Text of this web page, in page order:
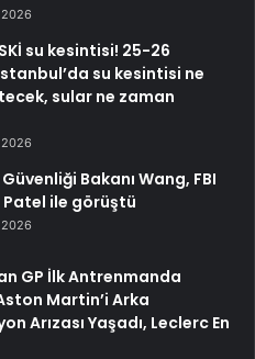
su kesintisi! 25-26
su kesintisi ne
sular ne zaman
Bakanı Wang, FBI
ile görüştü
GP İlk Antrenmanda
Martin’i Arka
Arızası Yaşadı, Leclerc En